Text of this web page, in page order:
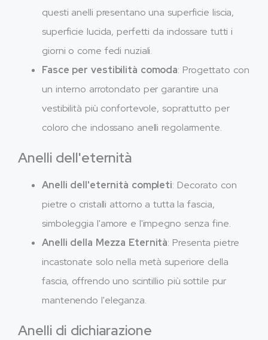
questi anelli presentano una superficie liscia,
superficie lucida, perfetti da indossare tutti i
giorni o come fedi nuziali.
Fasce per vestibilità comoda: Progettato con
un interno arrotondato per garantire una
vestibilità più confortevole, soprattutto per
coloro che indossano anelli regolarmente.
Anelli dell'eternità
Anelli dell'eternità completi: Decorato con
pietre o cristalli attorno a tutta la fascia,
simboleggia l'amore e l'impegno senza fine.
Anelli della Mezza Eternità: Presenta pietre
incastonate solo nella metà superiore della
fascia, offrendo uno scintillio più sottile pur
mantenendo l'eleganza.
Anelli di dichiarazione